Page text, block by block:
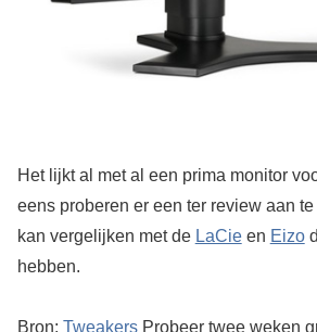
Het lijkt al met al een prima monitor
eens proberen er een ter review aan
kan vergelijken met de LaCieen Eizo
hebben.
Bron: Tweakers Probeer twee weken